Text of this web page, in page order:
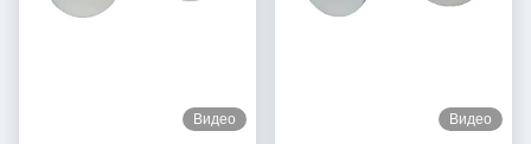
Видео Видео